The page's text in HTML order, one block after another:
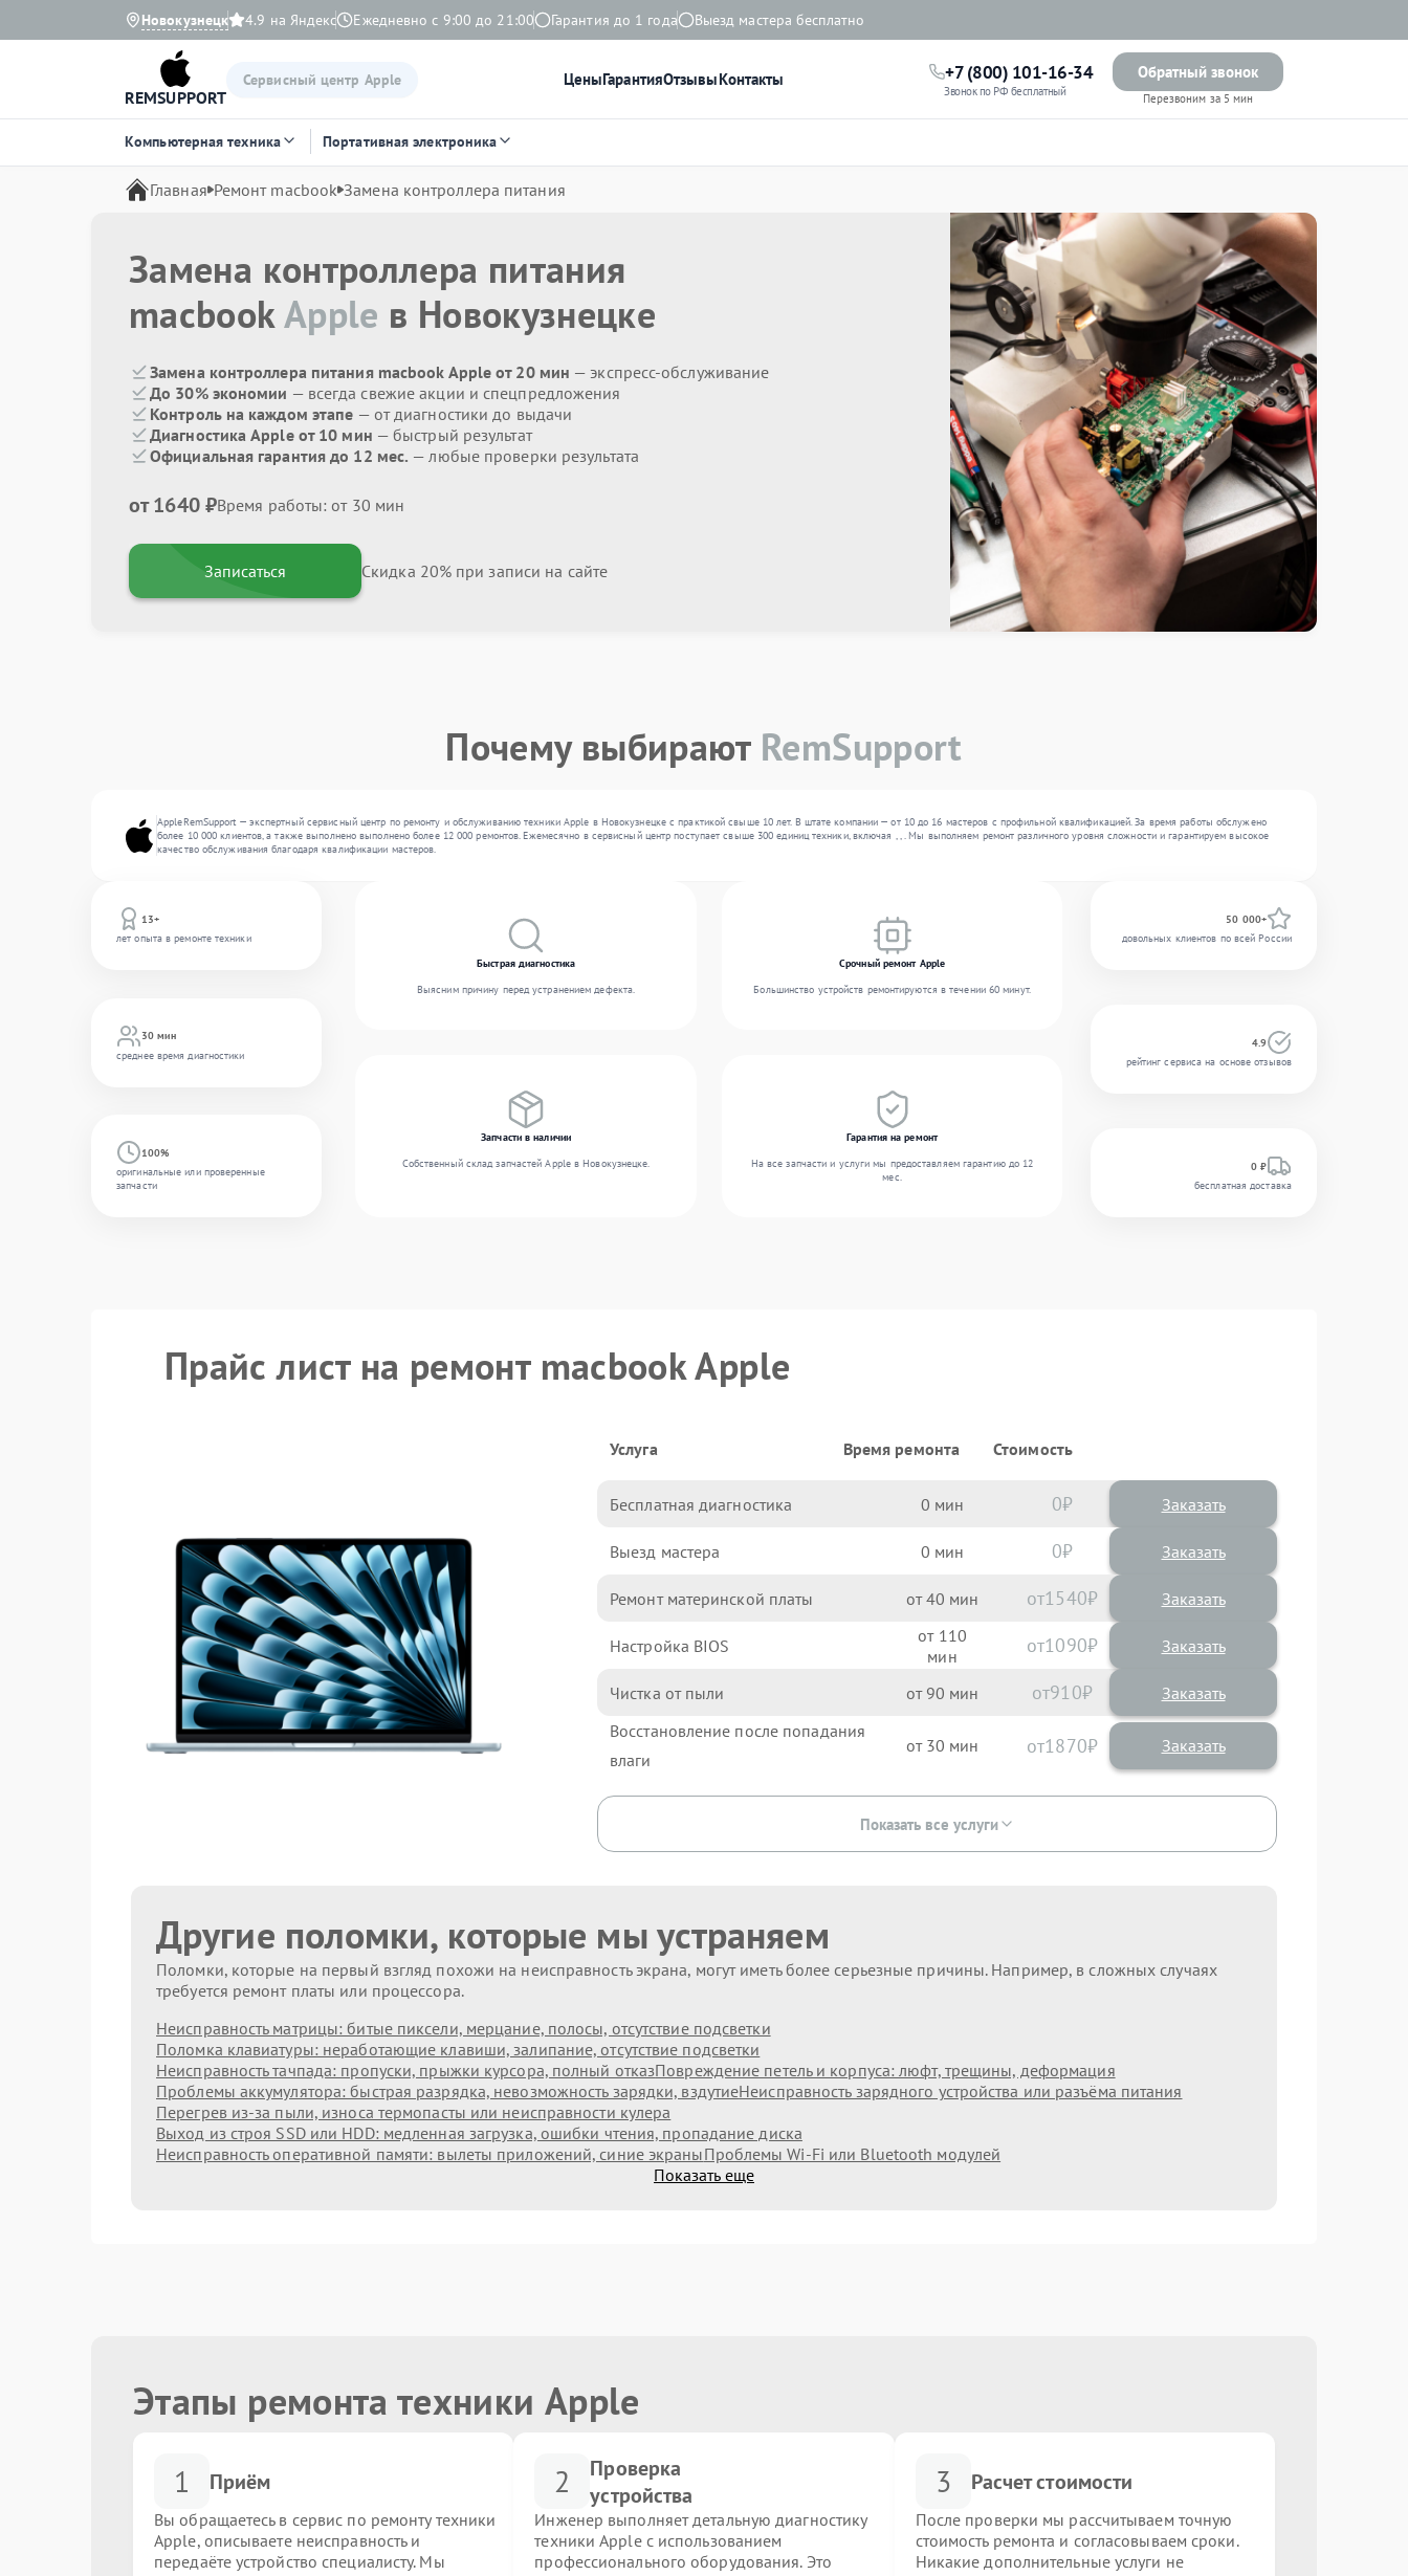
Новокузнецк 4.9 на Яндекс Ежедневно с 9:00 до 21:00 Гарантия до 1 года Выезд мастера бесплатно
REMSUPPORT
Сервисный центр Apple ЦеныГарантияОтзывыКонтакты +7 (800) 101-16-34
Звонок по РФ бесплатный
Обратный звонок
Перезвоним за 5 мин
Компьютерная техника Портативная электроника
Главная Ремонт macbook Замена контроллера питания
Замена контроллера питания
macbookApple в Новокузнецке
Замена контроллера питания macbook Apple от 20 мин — экспресс-обслуживание
До 30% экономии — всегда свежие акции и спецпредложения
Контроль на каждом этапе — от диагностики до выдачи
Диагностика Apple от 10 мин — быстрый результат
Официальная гарантия до 12 мес. — любые проверки результата
от 1640 ₽Время работы: от 30 мин
Записаться Скидка 20% при записи на сайте
Почему выбирают RemSupport
AppleRemSupport — экспертный сервисный центр по ремонту и обслуживанию техники Apple в Новокузнецке с практикой свыше 10 лет. В штате компании — от 10 до 16 мастеров с профильной квалификацией. За время работы обслужено
более 10 000 клиентов, а также выполнено выполнено более 12 000 ремонтов. Ежемесячно в сервисный центр поступает свыше 300 единиц техники, включая , , . Мы выполняем ремонт различного уровня сложности и гарантируем высокое
качество обслуживания благодаря квалификации мастеров.
13+
лет опыта в ремонте техники
30 мин
среднее время диагностики
100%
оригинальные или проверенные
запчасти
Быстрая диагностика
Выясним причину перед устранением дефекта.
Срочный ремонт Apple
Большинство устройств ремонтируются в течении 60 минут.
Запчасти в наличии
Собственный склад запчастей Apple в Новокузнецке.
Гарантия на ремонт
На все запчасти и услуги мы предоставляем гарантию до 12
мес.
50 000+
довольных клиентов по всей России
4.9
рейтинг сервиса на основе отзывов
0 ₽
бесплатная доставка
Прайс лист на ремонт macbook Apple
Услуга Время ремонта Стоимость
Бесплатная диагностика 0 0 Заказать
Выезд мастера 0 0 Заказать
Ремонт материнской платы 40 1540
Настройка BIOS 110 1090
Чистка от пыли 90 910
Восстановление после попадания
влаги
30 1870
Показать все услуги
Другие поломки, которые мы устраняем
Поломки, которые на первый взгляд похожи на неисправность экрана, могут иметь более серьезные причины. Например, в сложных случаях
требуется ремонт платы или процессора.
Неисправность матрицы: битые пиксели, мерцание, полосы, отсутствие подсветки
Поломка клавиатуры: неработающие клавиши, залипание, отсутствие подсветки
Неисправность тачпада: пропуски, прыжки курсора, полный отказПовреждение петель и корпуса: люфт, трещины, деформация
Проблемы аккумулятора: быстрая разрядка, невозможность зарядки, вздутиеНеисправность зарядного устройства или разъёма питания
Перегрев из‑за пыли, износа термопасты или неисправности кулера
Выход из строя SSD или HDD: медленная загрузка, ошибки чтения, пропадание диска
Неисправность оперативной памяти: вылеты приложений, синие экраныПроблемы Wi‑Fi или Bluetooth модулей
Показать еще
Этапы ремонта техники Apple
1 Приём
Вы обращаетесь в сервис по ремонту техники
Apple, описываете неисправность и
передаёте устройство специалисту. Мы
2
Проверка
устройства
Инженер выполняет детальную диагностику
техники Apple с использованием
профессионального оборудования. Это
3 Расчет стоимости
После проверки мы рассчитываем точную
стоимость ремонта и согласовываем сроки.
Никакие дополнительные услуги не